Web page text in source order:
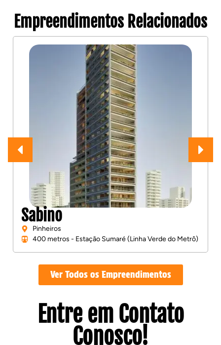
Empreendimentos Relacionados
Sabino
Pinheiros
400 metros - Estação Sumaré (Linha Verde do Metrô)
Ver Todos os Empreendimentos
Entre em Contato
Conosco!